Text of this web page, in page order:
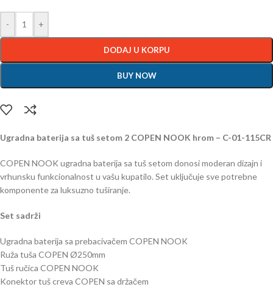
- +
DODAJ U KORPU
BUY NOW
Ugradna baterija sa tuš setom 2 COPEN NOOK hrom – C-01-115CR
COPEN NOOK ugradna baterija sa tuš setom donosi moderan dizajn i
vrhunsku funkcionalnost u vašu kupatilo. Set uključuje sve potrebne
komponente za luksuzno tuširanje.
Set sadrži
Ugradna baterija sa prebacivačem COPEN NOOK
Ruža tuša COPEN Ø250mm
Tuš ručica COPEN NOOK
Konektor tuš creva COPEN sa držačem